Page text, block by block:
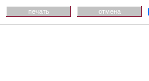
печать отмена